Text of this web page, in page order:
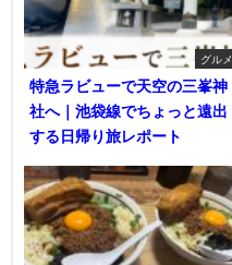
グルメ
特急ラビューで天空の三峯神
社へ｜池袋線でちょっと遠出
する日帰り旅レポート